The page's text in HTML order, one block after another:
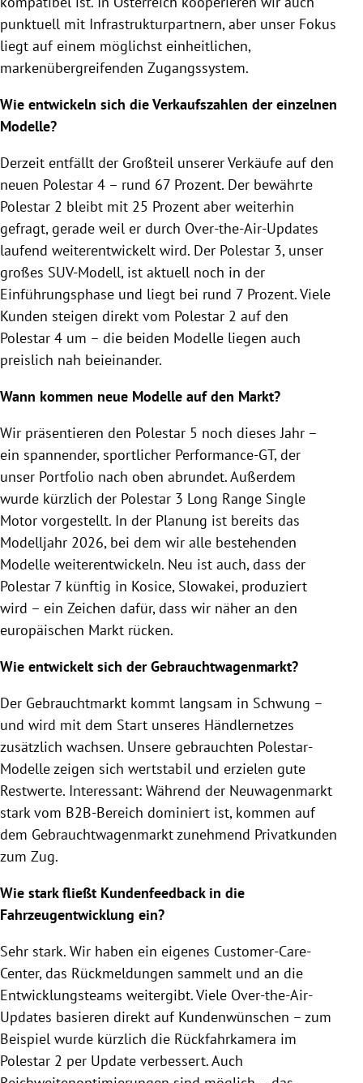
punktuell mit Infrastrukturpartnern, aber unser Fokus
liegt auf einem möglichst einheitlichen,
markenübergreifenden Zugangssystem.
Wie entwickeln sich die Verkaufszahlen der einzelnen
Modelle?
Derzeit entfällt der Großteil unserer Verkäufe auf den
neuen Polestar 4 – rund 67 Prozent. Der bewährte
Polestar 2 bleibt mit 25 Prozent aber weiterhin
gefragt, gerade weil er durch Over-the-Air-Updates
laufend weiterentwickelt wird. Der Polestar 3, unser
großes SUV-Modell, ist aktuell noch in der
Einführungsphase und liegt bei rund 7 Prozent. Viele
Kunden steigen direkt vom Polestar 2 auf den
Polestar 4 um – die beiden Modelle liegen auch
preislich nah beieinander.
Wann kommen neue Modelle auf den Markt?
Wir präsentieren den Polestar 5 noch dieses Jahr –
ein spannender, sportlicher Performance-GT, der
unser Portfolio nach oben abrundet. Außerdem
wurde kürzlich der Polestar 3 Long Range Single
Motor vorgestellt. In der Planung ist bereits das
Modelljahr 2026, bei dem wir alle bestehenden
Modelle weiterentwickeln. Neu ist auch, dass der
Polestar 7 künftig in Kosice, Slowakei, produziert
wird – ein Zeichen dafür, dass wir näher an den
europäischen Markt rücken.
Wie entwickelt sich der Gebrauchtwagenmarkt?
Der Gebrauchtmarkt kommt langsam in Schwung –
und wird mit dem Start unseres Händlernetzes
zusätzlich wachsen. Unsere gebrauchten Polestar-
Modelle zeigen sich wertstabil und erzielen gute
Restwerte. Interessant: Während der Neuwagenmarkt
stark vom B2B-Bereich dominiert ist, kommen auf
dem Gebrauchtwagenmarkt zunehmend Privatkunden
zum Zug.
Wie stark fließt Kundenfeedback in die
Fahrzeugentwicklung ein?
Sehr stark. Wir haben ein eigenes Customer-Care-
Center, das Rückmeldungen sammelt und an die
Entwicklungsteams weitergibt. Viele Over-the-Air-
Updates basieren direkt auf Kundenwünschen – zum
Beispiel wurde kürzlich die Rückfahrkamera im
Polestar 2 per Update verbessert. Auch